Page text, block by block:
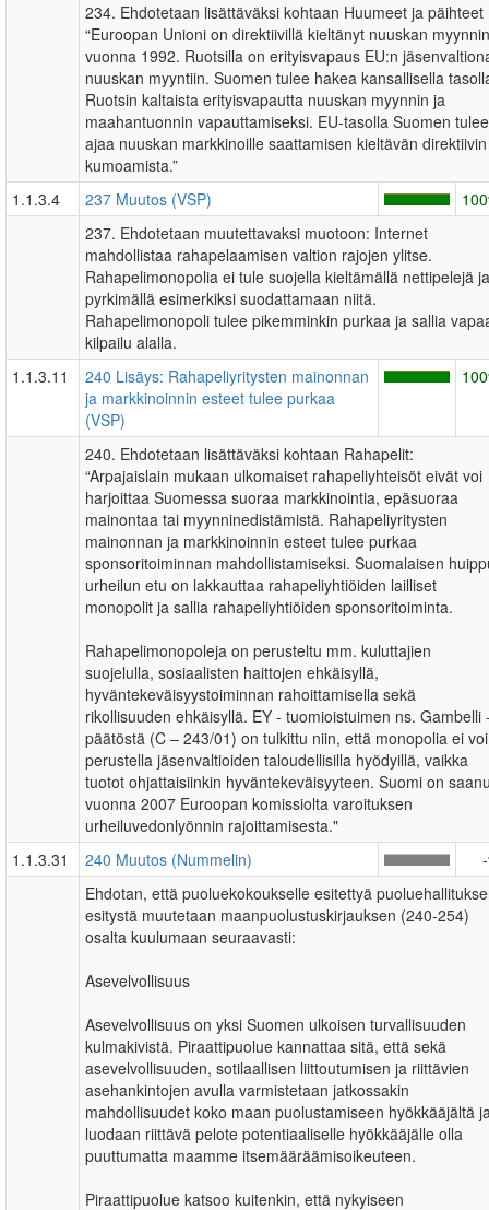
234. Ehdotetaan lisättäväksi kohtaan Huumeet ja päihteet
“Euroopan Unioni on direktiivillä kieltänyt nuuskan myynnin
vuonna 1992. Ruotsilla on erityisvapaus EU:n
nuuskan myyntiin. Suomen tulee hakea kansallisella
Ruotsin kaltaista erityisvapautta nuuskan myynnin ja
maahantuonnin vapauttamiseksi. EU-tasolla Suomen tulee
ajaa nuuskan markkinoille saattamisen kieltävän direktiivin
kumoamista.”
1.1.3.4
237 Muutos (VSP)
237. Ehdotetaan muutettavaksi muotoon: Internet
mahdollistaa rahapelaamisen valtion rajojen ylitse.
Rahapelimonopolia ei tule suojella kieltämällä nettipelejä ja
pyrkimällä esimerkiksi suodattamaan niitä.
Rahapelimonopoli tulee pikemminkin purkaa ja sallia
kilpailu alalla.
1.1.3.11
240 Lisäys: Rahapeliyritysten mainonnan
ja markkinoinnin esteet tulee purkaa
(VSP)
240. Ehdotetaan lisättäväksi kohtaan Rahapelit:
“Arpajaislain mukaan ulkomaiset rahapeliyhteisöt eivät voi
harjoittaa Suomessa suoraa markkinointia, epäsuoraa
mainontaa tai myynninedistämistä. Rahapeliyritysten
mainonnan ja markkinoinnin esteet tulee purkaa
sponsoritoiminnan mahdollistamiseksi. Suomalaisen
urheilun etu on lakkauttaa rahapeliyhtiöiden lailliset
monopolit ja sallia rahapeliyhtiöiden sponsoritoiminta.
Rahapelimonopoleja on perusteltu mm. kuluttajien
suojelulla, sosiaalisten haittojen ehkäisyllä,
hyväntekeväisyystoiminnan rahoittamisella sekä
rikollisuuden ehkäisyllä. EY - tuomioistuimen ns. Gambelli
päätöstä (C – 243/01) on tulkittu niin, että monopolia ei voi
perustella jäsenvaltioiden taloudellisilla hyödyillä, vaikka
tuotot ohjattaisiinkin hyväntekeväisyyteen. Suomi on
vuonna 2007 Euroopan komissiolta varoituksen
urheiluvedonlyönnin rajoittamisesta."
1.1.3.31
240 Muutos (Nummelin)
Ehdotan, että puoluekokoukselle esitettyä
esitystä muutetaan maanpuolustuskirjauksen (240-254)
osalta kuulumaan seuraavasti:
Asevelvollisuus
Asevelvollisuus on yksi Suomen ulkoisen turvallisuuden
kulmakivistä. Piraattipuolue kannattaa sitä, että sekä
asevelvollisuuden, sotilaallisen liittoutumisen ja riittävien
asehankintojen avulla varmistetaan jatkossakin
mahdollisuudet koko maan puolustamiseen hyökkääjältä
luodaan riittävä pelote potentiaaliselle hyökkääjälle olla
puuttumatta maamme itsemääräämisoikeuteen.
Piraattipuolue katsoo kuitenkin, että nykyiseen